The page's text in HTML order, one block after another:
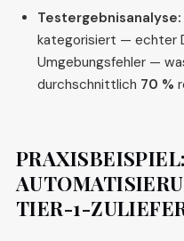
Testergebnisanalyse:
kategorisiert — echter
Umgebungsfehler —
durchschnittlich 70 %
TIER-1-